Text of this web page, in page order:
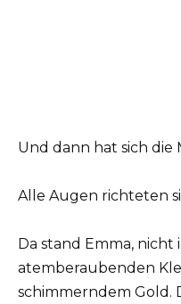
Und dann hat sich die
Alle Augen richteten
Da stand Emma, nicht
atemberaubenden
schimmerndem Gold.